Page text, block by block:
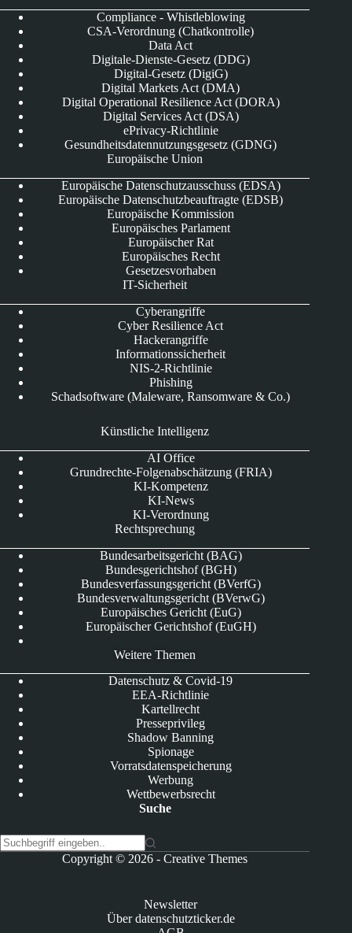
Compliance - Whistleblowing
CSA-Verordnung (Chatkontrolle)
Data Act
Digitale-Dienste-Gesetz (DDG)
Digital-Gesetz (DigiG)
Digital Markets Act (DMA)
Digital Operational Resilience Act (DORA)
Digital Services Act (DSA)
ePrivacy-Richtlinie
Gesundheitsdatennutzungsgesetz (GDNG)
Europäische Union
Europäische Datenschutzausschuss (EDSA)
Europäische Datenschutzbeauftragte (EDSB)
Europäische Kommission
Europäisches Parlament
Europäischer Rat
Europäisches Recht
Gesetzesvorhaben
IT-Sicherheit
Cyberangriffe
Cyber Resilience Act
Hackerangriffe
Informationssicherheit
NIS-2-Richtlinie
Phishing
Schadsoftware (Maleware, Ransomware & Co.)
Künstliche Intelligenz
AI Office
Grundrechte-Folgenabschätzung (FRIA)
KI-Kompetenz
KI-News
KI-Verordnung
Rechtsprechung
Bundesarbeitsgericht (BAG)
Bundesgerichtshof (BGH)
Bundesverfassungsgericht (BVerfG)
Bundesverwaltungsgericht (BVerwG)
Europäisches Gericht (EuG)
Europäischer Gerichtshof (EuGH)
Weitere Themen
Datenschutz & Covid-19
EEA-Richtlinie
Kartellrecht
Presseprivileg
Shadow Banning
Spionage
Vorratsdatenspeicherung
Werbung
Wettbewerbsrecht
Suche
Copyright © 2026 -Creative Themes
Newsletter
Über datenschutzticker.de